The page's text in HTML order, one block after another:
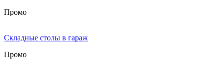
Промо
Складные столы в гараж
Промо